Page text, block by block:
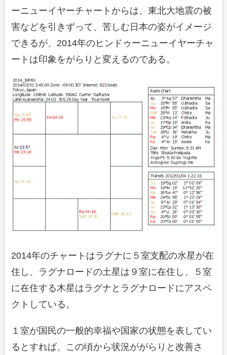
ーニューイヤーチャートからは、東北大地震の被
害などを引きずって、苦しむ日本の姿がイメージ
できるが、2014年のヒンドゥーニューイヤーチャ
ートは印象をがらりと変えるのである。
2014年のチャートはラグナに５室支配の水星が在
住し、ラグナロードの土星は９室に在住し、５室
に在住する木星はラグナとラグナロードにアスペ
クトしている。
１室が国民の一般的幸福や国家の状態を表してい
るとすれば、この頃から状況ががらりと改善さ